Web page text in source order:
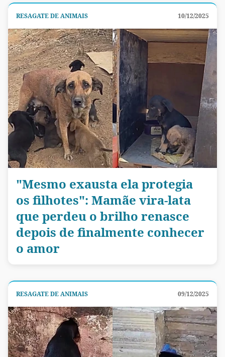
RESAGATE DE ANIMAIS 10/12/2025
"Mesmo exausta ela protegia
os filhotes": Mamãe vira-lata
que perdeu o brilho renasce
depois de finalmente conhecer
o amor
RESAGATE DE ANIMAIS 09/12/2025